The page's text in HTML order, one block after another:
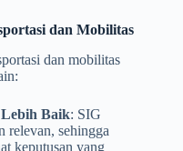
dan Mobilitas
dan mobilitas
Lebih Baik: SIG
relevan, sehingga
keputusan yang